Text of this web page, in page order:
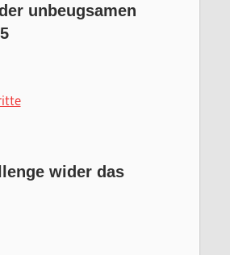
unbeugsamen
wider das